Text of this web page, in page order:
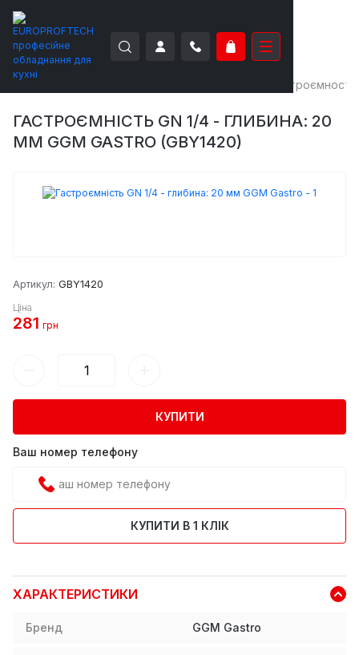
EUROPROFTECH Гастроємності
ГАСТРОЄМНІСТЬ GN 1/4 - ГЛИБИНА: 20
ММ GGM GASTRO (GBY1420)
Артикул: GBY1420
Ціна
281 грн
КУПИТИ
Ваш номер телефону
КУПИТИ В 1 КЛІК
ХАРАКТЕРИСТИКИ
Бренд GGM Gastro